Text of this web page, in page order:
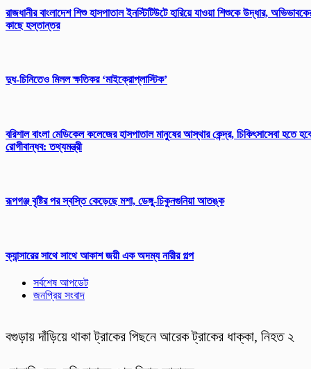
রাজধানীর বাংলাদেশ শিশু হাসপাতাল ইনস্টিটিউটে হারিয়ে যাওয়া শিশুকে উদ্ধার,
কাছে হস্তান্তর
দুধ-চিনিতেও মিলল ক্ষতিকর ‘মাইক্রোপ্লাস্টিক’
বরিশাল বাংলা মেডিকেল কলেজের হাসপাতাল মানুষের আস্থার কেন্দ্র, চিকিৎসাসেবা হতে হবে
রোগীবান্ধব: তথ্যমন্ত্রী
রূপগঞ্জ বৃষ্টির পর স্বস্তি কেড়েছে মশা, ডেঙ্গু-চিকুনগুনিয়া আতঙ্ক
ক্যান্সারের সাথে সাথে আকাশ জয়ী এক অদম্য নারীর গল্প
সর্বশেষ আপডেট
জনপ্রিয় সংবাদ
বগুড়ায় দাঁড়িয়ে থাকা ট্রাকের পিছনে আরেক ট্রাকের ধাক্কা, নিহত ২